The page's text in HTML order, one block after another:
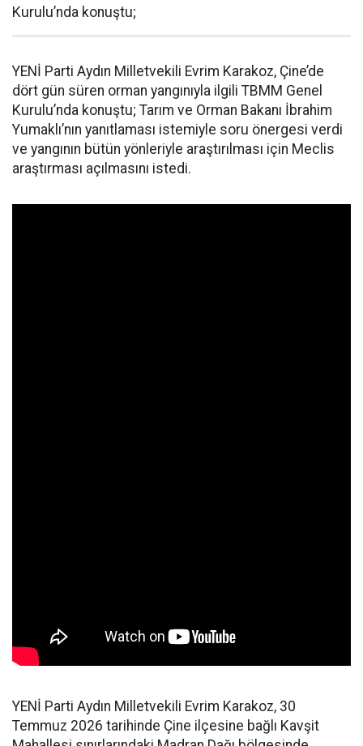
Kurulu’nda konuştu;
YENİ Parti Aydın Milletvekili Evrim Karakoz, Çine’de
dört gün süren orman yangınıyla ilgili TBMM Genel
Kurulu’nda konuştu; Tarım ve Orman Bakanı İbrahim
Yumaklı’nın yanıtlaması istemiyle soru önergesi verdi
ve yangının bütün yönleriyle araştırılması için Meclis
araştırması açılmasını istedi.
YENİ Parti Aydın Milletvekili Evrim Karakoz, 30
Temmuz 2026 tarihinde Çine ilçesine bağlı Kavşit